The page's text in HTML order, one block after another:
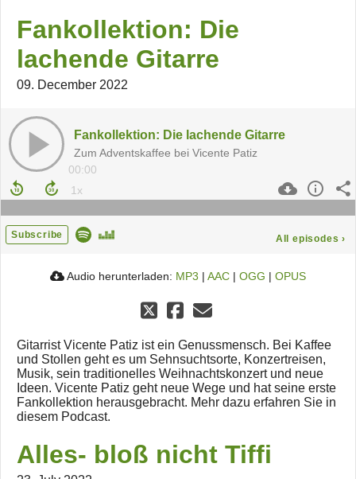
Fankollektion: Die
lachende Gitarre
09. December 2022
Fankollektion: Die lachende Gitarre
Zum Adventskaffee bei Vicente Patiz
00:00
Subscribe All episodes ›
Audio herunterladen: MP3 | AAC | OGG | OPUS
Gitarrist Vicente Patiz ist ein Genussmensch. Bei Kaffee
und Stollen geht es um Sehnsuchtsorte, Konzertreisen,
Musik, sein traditionelles Weihnachtskonzert und neue
Ideen. Vicente Patiz geht neue Wege und hat seine erste
Fankollektion herausgebracht. Mehr dazu erfahren Sie in
diesem Podcast.
Alles- bloß nicht Tiffi